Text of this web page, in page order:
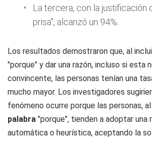
La tercera, con la justificación
prisa", alcanzó un 94%.
Los resultados demostraron que, al
"porque" y dar una razón, incluso si esta
convincente, las personas tenían una
mucho mayor. Los investigadores
fenómeno ocurre porque las personas,
palabra "porque", tienden a adoptar una
automática o heurística, aceptando la